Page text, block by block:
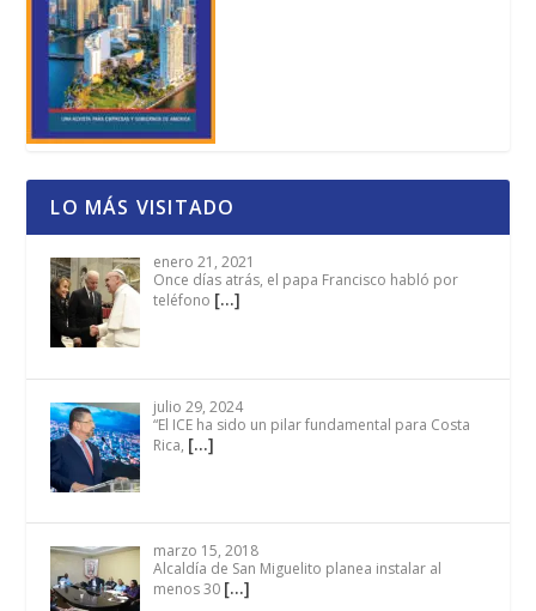
LO MÁS VISITADO
enero 21, 2021
Once días atrás, el papa Francisco habló por
teléfono […]
julio 29, 2024
“El ICE ha sido un pilar fundamental para Costa
Rica, […]
marzo 15, 2018
Alcaldía de San Miguelito planea instalar al
menos 30 […]